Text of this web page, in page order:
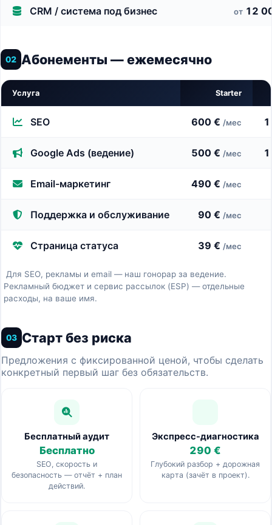
CRM / система под бизнес от 12
02 Абонементы — ежемесячно
Услуга Starter
SEO 600 € /мес
Google Ads (ведение) 500 € /мес
Email-маркетинг 490 € /мес
Поддержка и обслуживание 90 € /мес
Страница статуса 39 € /мес
Для SEO, рекламы и email — наш гонорар за ведение.
Рекламный бюджет и сервис рассылок (ESP) — отдельные
расходы, на ваше имя.
03 Старт без риска
Предложения с фиксированной ценой, чтобы сделать
конкретный первый шаг без обязательств.
Бесплатный аудит
Бесплатно
SEO, скорость и
безопасность — отчёт + план
действий.
Экспресс-диагностика
290 €
Глубокий разбор + дорожная
карта (зачёт в проект).